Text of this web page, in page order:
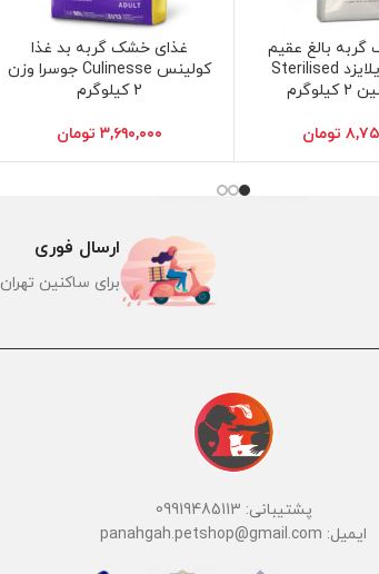
خریدبالغ عقیم
شده استریلایزد Sterilised
تومان
افزودن به سبد خرید
غذای خشک گربه بد غذا
کولینس Culinesse جوسرا وزن
2 کیلوگرم
۳,۶۹۰,۰۰۰ تومان
ارسال فوری
برای ساکنین تهران
پشتیبانی: 09919485113
ایمیل: panahgah.petshop@gmail.com